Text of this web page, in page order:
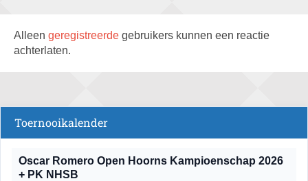
Alleen geregistreerde gebruikers kunnen een reactie
achterlaten.
Toernooikalender
Oscar Romero Open Hoorns Kampioenschap 2026
+ PK NHSB